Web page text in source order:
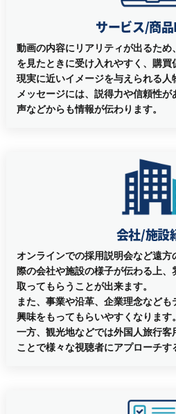
サービス/商
動画の内容にリアリティが出るた
を見たときに受け入れやすく、購買
現実に近いイメージを与えられる人
メッセージには、説得力や信頼性
声などからも情報が伝わります。
会社/施設
オンラインでの採用説明会など遠
際の会社や施設の様子が伝わる上
取ってもらうことが出来ます。
また、事業や沿革、企業理念など
興味をもってもらいやすくなります。
一方、観光地などでは外国人旅行客
ことで様々な視聴者にアプローチす